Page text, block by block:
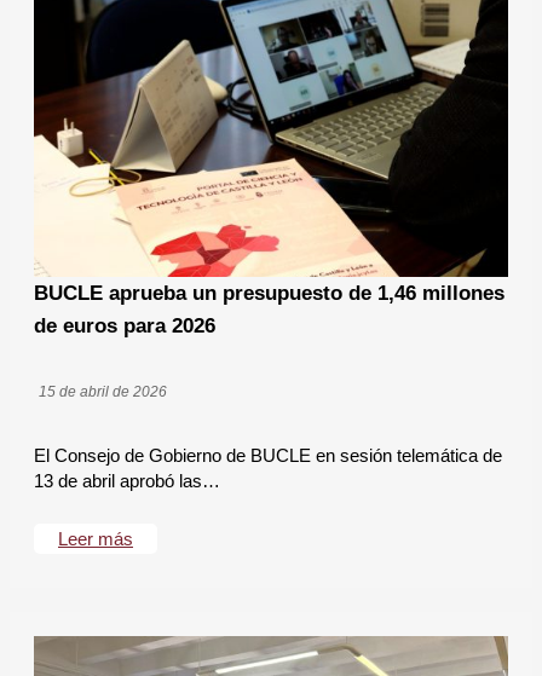
BUCLE aprueba un presupuesto de 1,46 millones
de euros para 2026
15 de abril de 2026
​El Consejo de Gobierno de BUCLE en sesión telemática de
13 de abril aprobó las…
Leer más